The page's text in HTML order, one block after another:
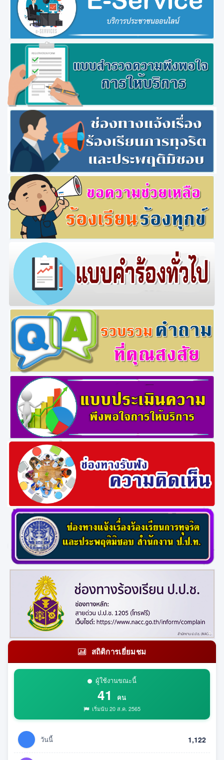
สถิติการเยี่ยมชม
ผู้ใช้งานขณะนี้
41 คน
เริ่มนับ 20 ส.ค. 2565
วันนี้ 1,122